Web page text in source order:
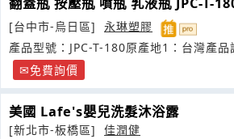
[台中市-烏日區]
永琳塑膠
產品型號：JPC-T-180原產地1：台灣產品
免費詢價
美國 Lafe's嬰兒洗髮沐浴露
[新北市-板橋區]
佳潤健